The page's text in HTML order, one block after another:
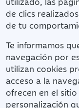
de clics
de tu
Te informamos
navegación por
utilizan cookies
acceso a la
ofrecen en el
personalización